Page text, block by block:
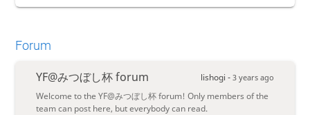
Forum
YF@みつぼし杯 forum lishogi - 3 years ago
Welcome to the YF@みつぼし杯 forum! Only members of the
team can post here, but everybody can read.